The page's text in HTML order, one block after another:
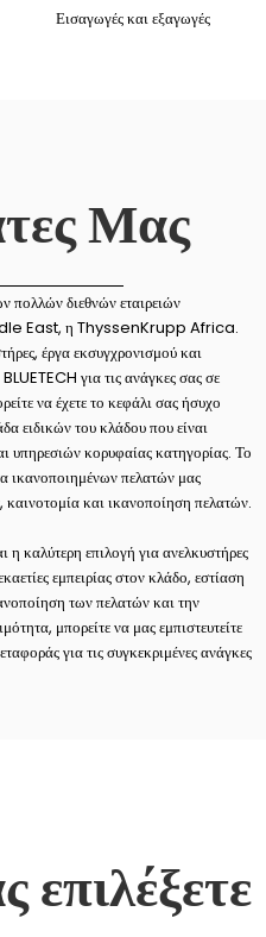
Εισαγωγές και εξαγωγές
Μας
πολλών διεθνών εταιρειών
East, η ThyssenKrupp Africa.
έργα εκσυγχρονισμού και
για τις ανάγκες σας σε
να έχετε το κεφάλι σας ήσυχο
ειδικών του κλάδου που είναι
υπηρεσιών κορυφαίας κατηγορίας. Το
ικανοποιημένων πελατών μας
και ικανοποίηση πελατών.
καλύτερη επιλογή για ανελκυστήρες
εμπειρίας στον κλάδο, εστίαση
των πελατών και την
μπορείτε να μας εμπιστευτείτε
για τις συγκεκριμένες ανάγκες
επιλέξετε